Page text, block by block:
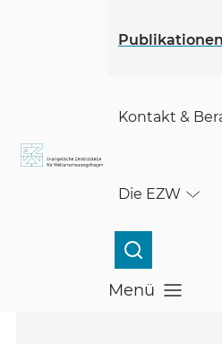
Publikationen
Kontakt &
Die EZW
Menü
Menü öffnen